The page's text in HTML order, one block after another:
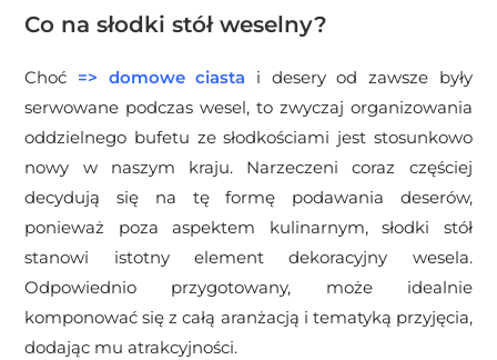
Co na słodki stół weselny?
Choć => domowe ciasta i desery od zawsze były
serwowane podczas wesel, to zwyczaj organizowania
oddzielnego bufetu ze słodkościami jest stosunkowo
nowy w naszym kraju. Narzeczeni coraz częściej
decydują się na tę formę podawania deserów,
ponieważ poza aspektem kulinarnym, słodki stół
stanowi istotny element dekoracyjny wesela.
Odpowiednio przygotowany, może idealnie
komponować się z całą aranżacją i tematyką przyjęcia,
dodając mu atrakcyjności.